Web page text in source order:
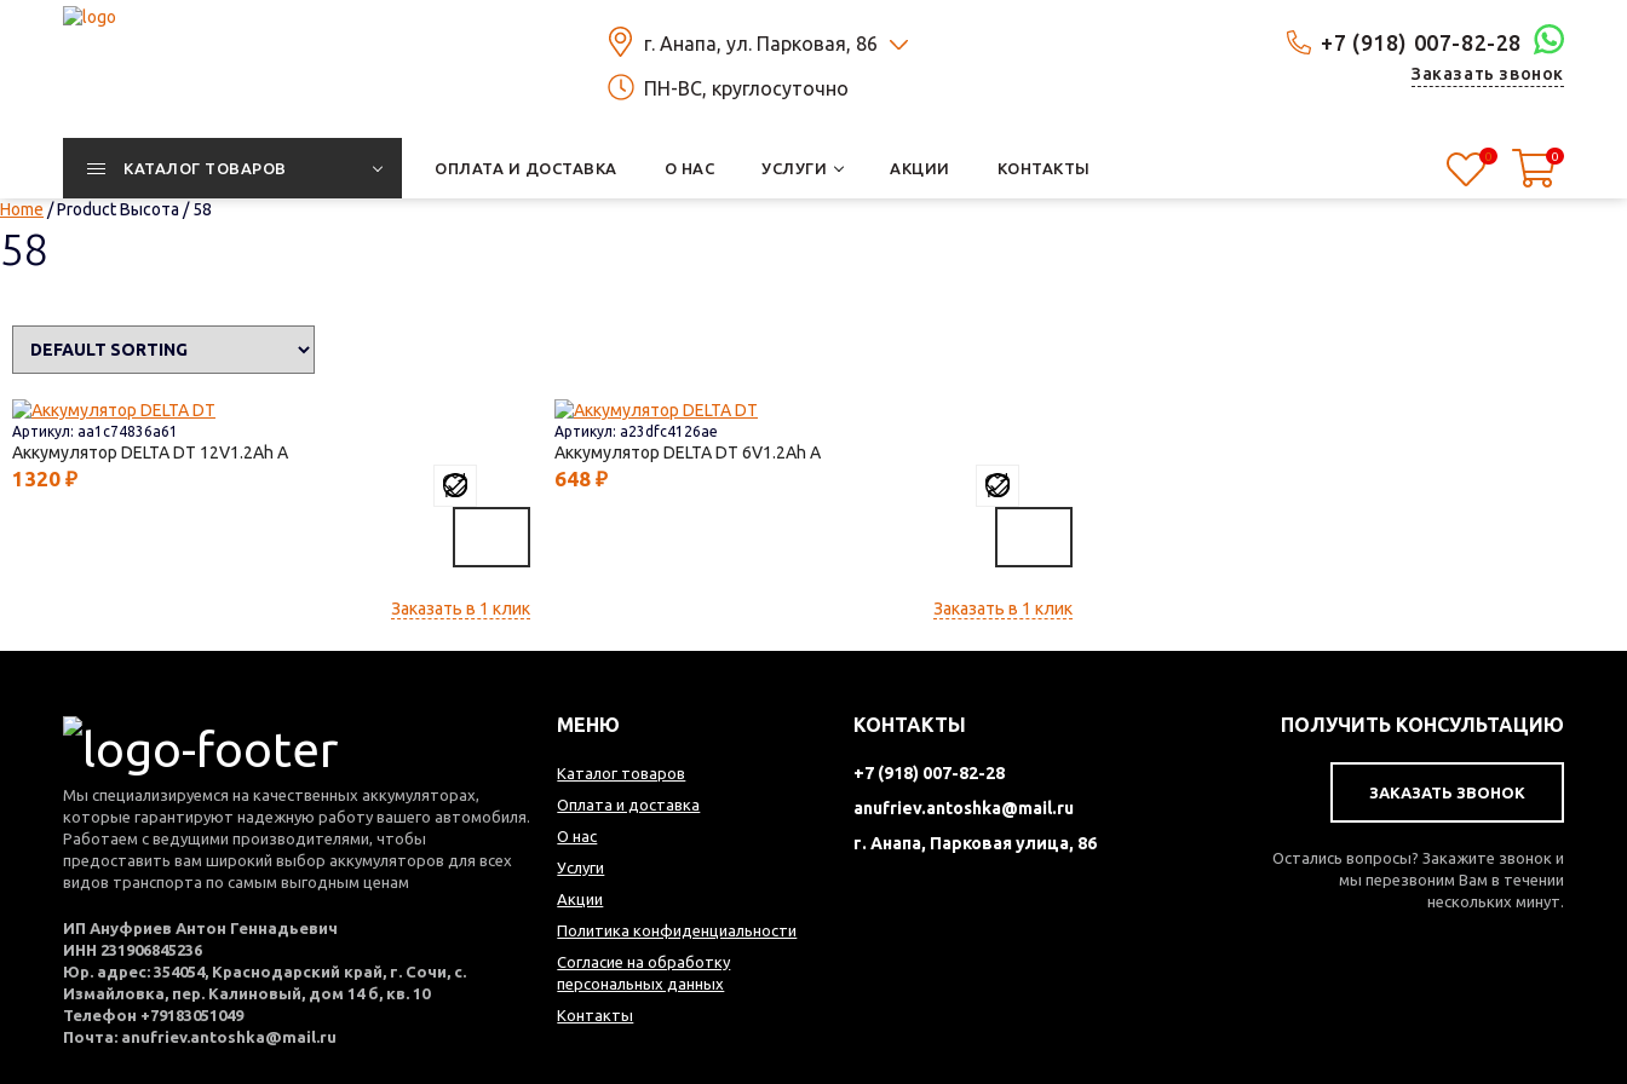
+7 (918) 007-82-28
Заказать звонок
г. Анапа, ул. Парковая, 86
ПН-ВС, круглосуточно
КАТАЛОГ ТОВАРОВ ОПЛАТА И ДОСТАВКА О НАС УСЛУГИ АКЦИИ КОНТАКТЫ
0 0
Home / Product Высота / 58
58
Артикул: aa1c74836a61
Аккумулятор DELTA DT 12V1.2
1320 ₽
Заказать в 1 клик
Артикул: a23dfc4126ae
Аккумулятор DELTA DT 6V1.2
648 ₽
Заказать в 1 клик
Мы специализируемся на качественных аккумуляторах,
которые гарантируют надежную работу вашего автомобиля.
Работаем с ведущими производителями, чтобы
предоставить вам широкий выбор аккумуляторов для всех
видов транспорта по самым выгодным ценам
ИП Ануфриев Антон Геннадьевич
ИНН 231906845236
Юр. адрес: 354054, Краснодарский край, г. Сочи, с.
Измайловка, пер. Калиновый, дом 14 б, кв. 10
Телефон +79183051049
Почта: anufriev.antoshka@mail.ru
МЕНЮ
Каталог товаров
Оплата и доставка
О нас
Услуги
Акции
Политика конфиденциальности
Согласие на обработку
персональных данных
Контакты
КОНТАКТЫ
+7 (918) 007-82-28
anufriev.antoshka@mail.ru
г. Анапа, Парковая улица, 86
ПОЛУЧИТЬ КОНСУЛЬТАЦИЮ
ЗАКАЗАТЬ ЗВОНОК
Остались вопросы? Закажите звонок и
мы перезвоним Вам в течении
нескольких минут.